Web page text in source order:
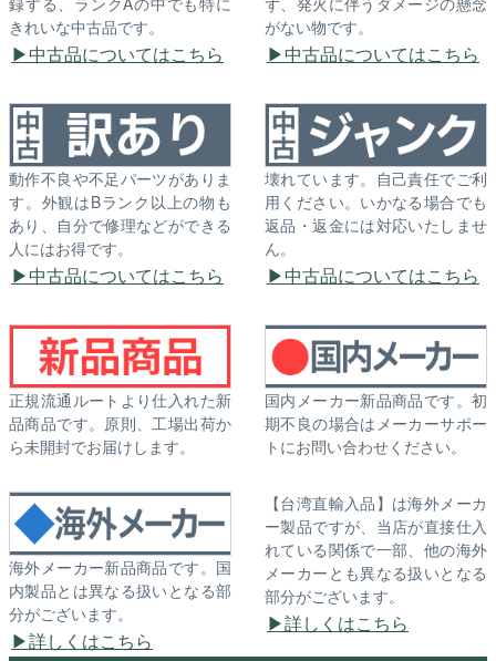
きれいな中古品です。
中古品についてはこちら
がない物です。
中古品についてはこちら
動作不良や不足パーツがありま
す。外観はBランク以上の物も
あり、自分で修理などができる
人にはお得です。
中古品についてはこちら
壊れています。自己責任でご利
用ください。いかなる場合でも
返品・返金には対応いたしませ
ん。
中古品についてはこちら
正規流通ルートより仕入れた新
品商品です。原則、工場出荷か
ら未開封でお届けします。
国内メーカー新品商品です。初
期不良の場合はメーカーサポー
トにお問い合わせください。
海外メーカー新品商品です。国
内製品とは異なる扱いとなる部
分がございます。
詳しくはこちら
【台湾直輸入品】は海外メーカ
ー製品ですが、当店が直接仕入
れている関係で一部、他の海外
メーカーとも異なる扱いとなる
部分がございます。
詳しくはこちら